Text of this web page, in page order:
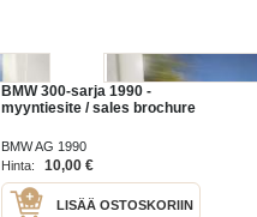
BMW 300-sarja 1990 -
myyntiesite / sales brochure
BMW AG 1990
Hinta:
10,00 €
LISÄÄ OSTOSKORIIN